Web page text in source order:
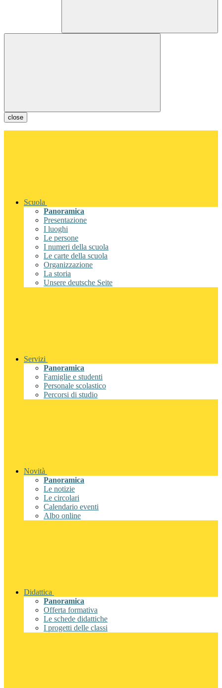
close
Scuola
Panoramica
Presentazione
I luoghi
Le persone
I numeri della scuola
Le carte della scuola
Organizzazione
La storia
Unsere deutsche Seite
Servizi
Panoramica
Famiglie e studenti
Personale scolastico
Percorsi di studio
Novità
Panoramica
Le notizie
Le circolari
Calendario eventi
Albo online
Didattica
Panoramica
Offerta formativa
Le schede didattiche
I progetti delle classi